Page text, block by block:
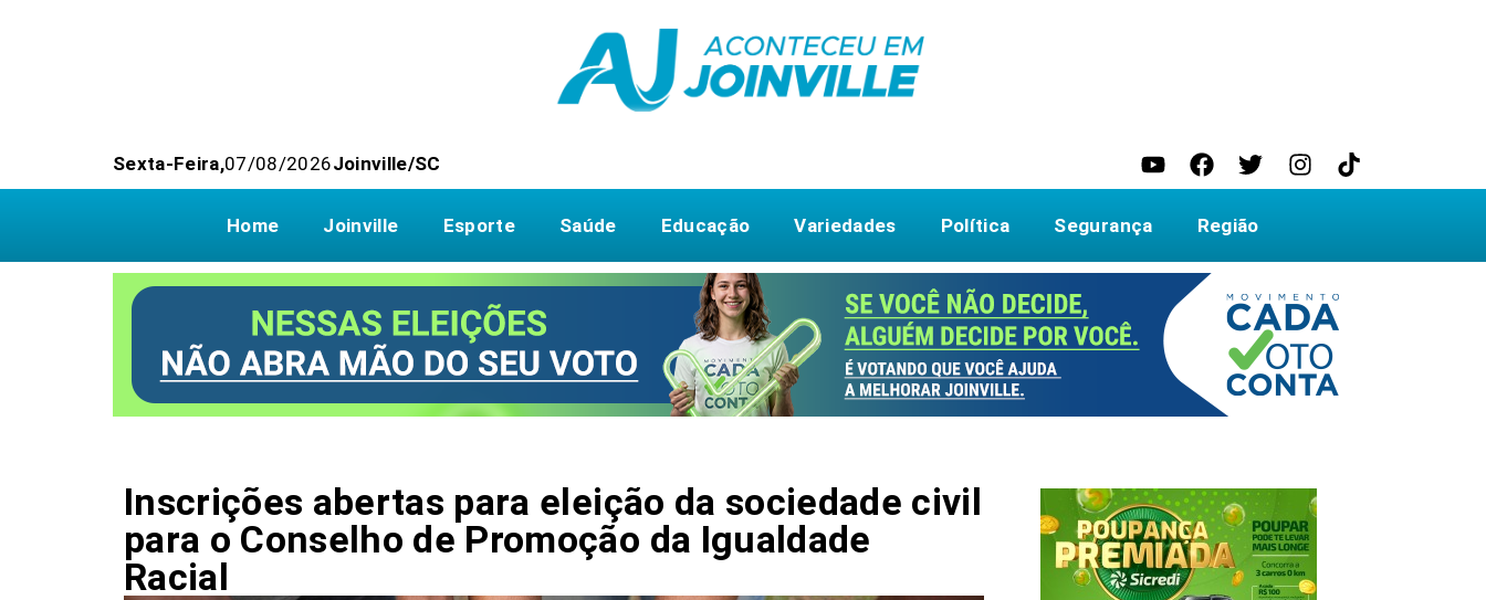
Sexta-Feira,07/08/2026Joinville/SC
Home Joinville Esporte Saúde Educação Variedades Política Segurança Região
Inscrições abertas para eleição da sociedade civil
para o Conselho de Promoção da Igualdade
Racial